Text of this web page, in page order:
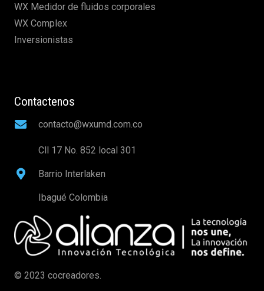
WX Medidor de fluidos corporales
WX Complex
Inversionistas
Contactenos
contacto@wxumd.com.co
Cll 17 No. 852 local 301
Barrio Interlaken
Ibagué Colombia
© 2023 cocreadores.